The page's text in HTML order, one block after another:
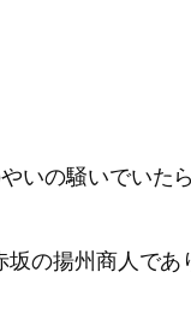
の騒いでいた
の揚州商人であ